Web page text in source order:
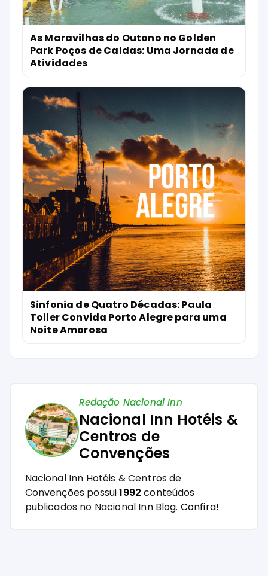
As Maravilhas do Outono no Golden
Park Poços de Caldas: Uma Jornada de
Atividades
Sinfonia de Quatro Décadas: Paula
Toller Convida Porto Alegre para uma
Noite Amorosa
Redação Nacional Inn
Nacional Inn Hotéis &
Centros de
Convenções
Nacional Inn Hotéis & Centros de
Convenções possui1992 conteúdos
publicados no Nacional Inn Blog. Confira!